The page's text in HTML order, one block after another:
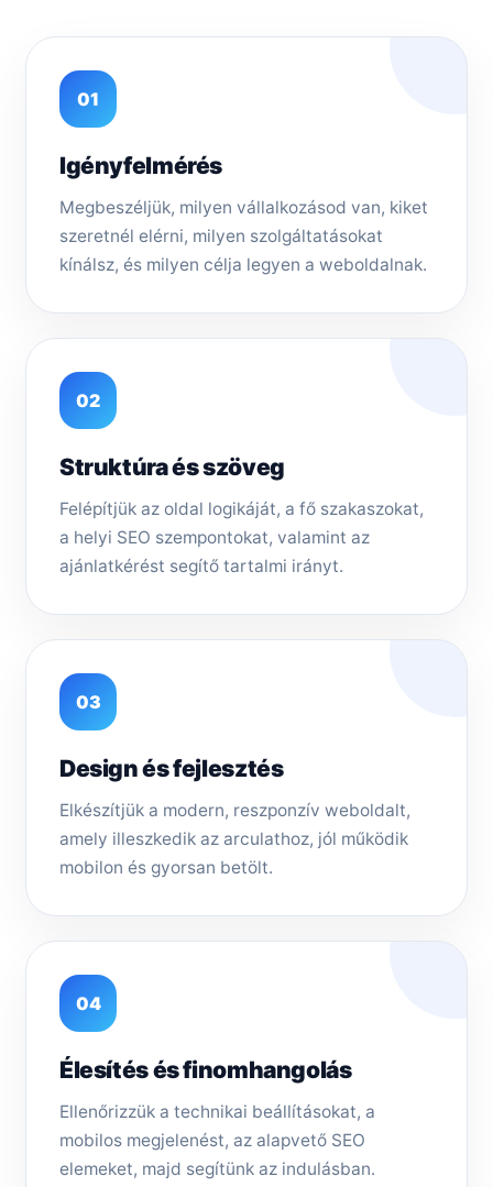
01
Igényfelmérés
Megbeszéljük, milyen vállalkozásod van, kiket
szeretnél elérni, milyen szolgáltatásokat
kínálsz, és milyen célja legyen a weboldalnak.
02
Struktúra és szöveg
Felépítjük az oldal logikáját, a fő szakaszokat,
a helyi SEO szempontokat, valamint az
ajánlatkérést segítő tartalmi irányt.
03
Design és fejlesztés
Elkészítjük a modern, reszponzív weboldalt,
amely illeszkedik az arculathoz, jól működik
mobilon és gyorsan betölt.
04
Élesítés és finomhangolás
Ellenőrizzük a technikai beállításokat, a
mobilos megjelenést, az alapvető SEO
elemeket, majd segítünk az indulásban.